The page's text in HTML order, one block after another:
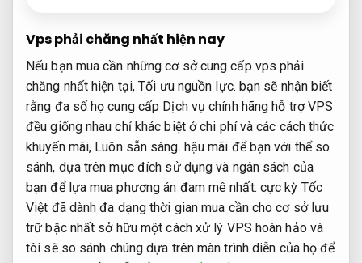
Vps phải chăng nhất hiện nay
Nếu bạn mua cần những cơ sở cung cấp vps phải
chăng nhất hiện tại,Tối ưu nguồn lực. bạn sẽ nhận biết
rằng đa số họ cung cấp Dịch vụ chính hãng hỗ trợ VPS
đều giống nhau chỉ khác biệt ở chi phí và các cách thức
khuyến mãi, Luôn sẵn sàng. hậu mãi để bạn với thể so
sánh, dựa trên mục đích sử dụng và ngân sách của
bạn để lựa mua phương án đam mê nhất. cực kỳ Tốc
Việt đã dành đa dạng thời gian mua cần cho cơ sở lưu
trữ bậc nhất sở hữu một cách xử lý VPS hoàn hảo và
tôi sẽ so sánh chúng dựa trên màn trình diễn của họ để